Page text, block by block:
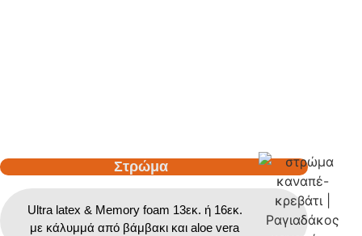
Στρώμα
Ultra latex & Memory foam 13εκ. ή 16εκ.
με κάλυμμά από βάμβακι και aloe vera